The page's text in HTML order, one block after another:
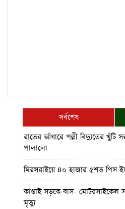
সর্বশেষ
রাতের আঁধারে পল্লী বিদ্যুতের খুঁটি
পালালো
মিরসরাইয়ে ৪০ হাজার ৫শত পিস
কাপ্তাই সড়কে বাস- মোটরসাইকেল
মৃত্যু